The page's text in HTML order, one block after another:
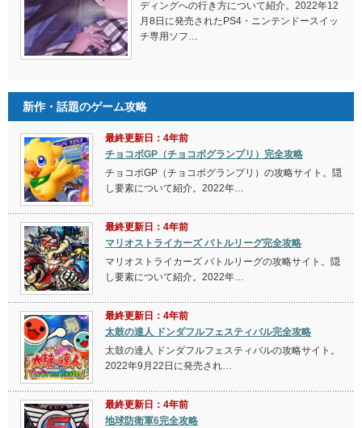
ディングへの行き方について紹介。2022年12
月8日に発売されたPS4・ニンテンドースイッ
チ専用ソフ…
新作・話題のゲーム攻略
最終更新日：4年前
チョコボGP（チョコボグランプリ）完全攻略
チョコボGP（チョコボグランプリ）の攻略サイト。隠
し要素について紹介。2022年…
最終更新日：4年前
マリオストライカーズ バトルリーグ完全攻略
マリオストライカーズ バトルリーグの攻略サイト。隠
し要素について紹介。2022年…
最終更新日：4年前
太鼓の達人 ドンダフルフェスティバル完全攻略
太鼓の達人 ドンダフルフェスティバルの攻略サイト。
2022年9月22日に発売され…
最終更新日：4年前
地球防衛軍6完全攻略